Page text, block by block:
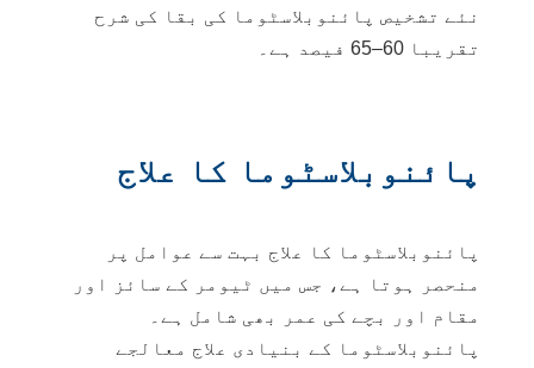
نئے تشخیص پائنوبلاسٹوما کی بقا کی شرح
تقریبا 60–65 فیصد ہے۔
پائنوبلاسٹوما کا علاج
پائنوبلاسٹوما کا علاج بہت سے عوامل پر
منحصر ہوتا ہے، جس میں ٹیومر کے سائز اور
مقام اور بچے کی عمر بھی شامل ہے۔
پائنوبلاسٹوما کے بنیادی علاج معالجے